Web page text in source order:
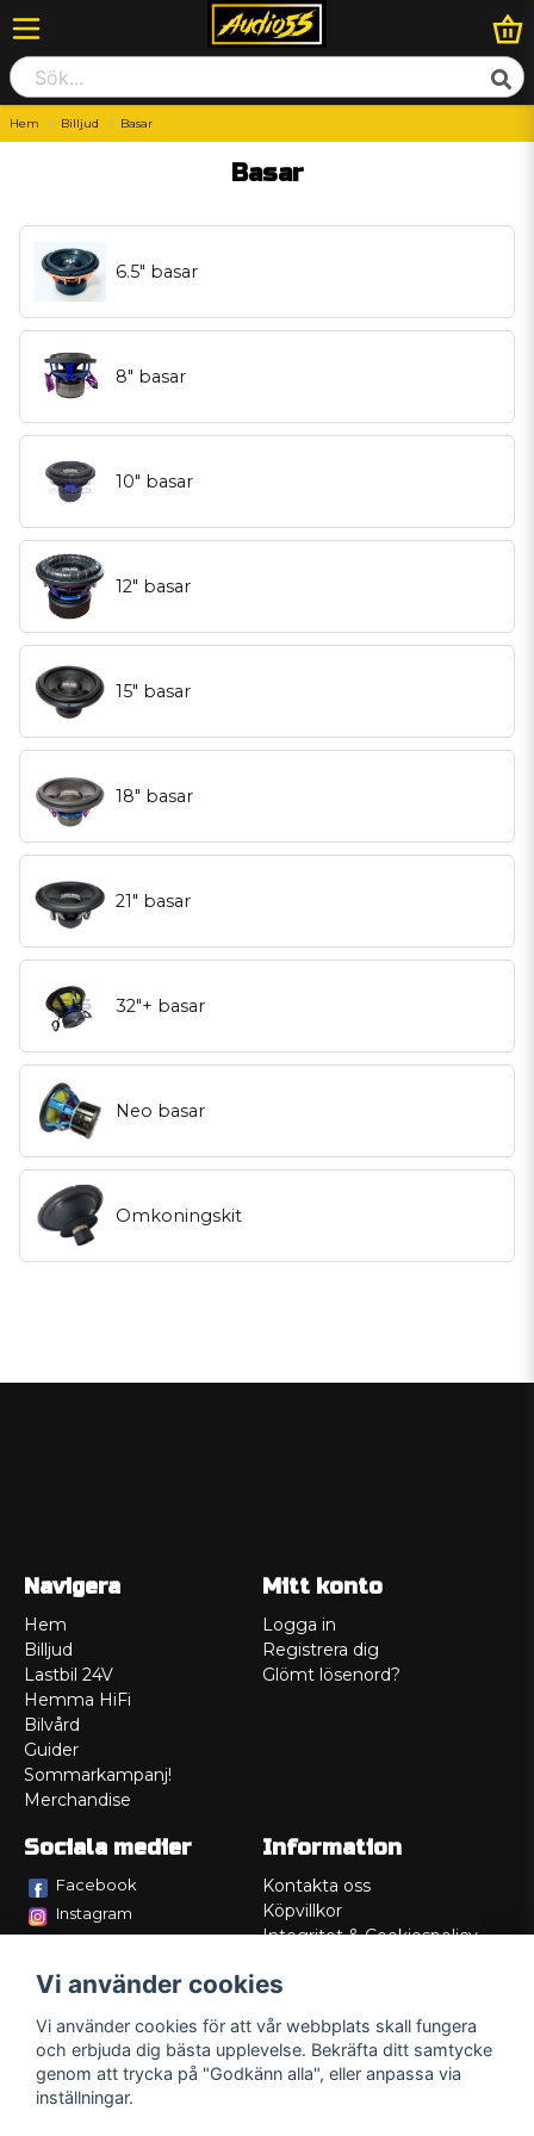
Hem Billjud Basar
Basar
6.5" basar
8" basar
10" basar
12" basar
15" basar
18" basar
21" basar
32"+ basar
Neo basar
Omkoningskit
Navigera
Hem
Billjud
Lastbil 24V
Hemma HiFi
Bilvård
Guider
Sommarkampanj!
Merchandise
Mitt konto
Logga in
Registrera dig
Glömt lösenord?
Sociala medier
Facebook
Instagram
Information
Kontakta oss
Köpvillkor
Integritet & Cookiespolicy
Service/Garanti
Lådritning
Om oss
Vi använder cookies
Vi använder cookies för att vår webbplats skall fungera
och erbjuda dig bästa upplevelse. Bekräfta ditt samtycke
genom att trycka på "Godkänn alla", eller anpassa via
inställningar.